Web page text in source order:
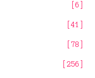
6
41
78
256